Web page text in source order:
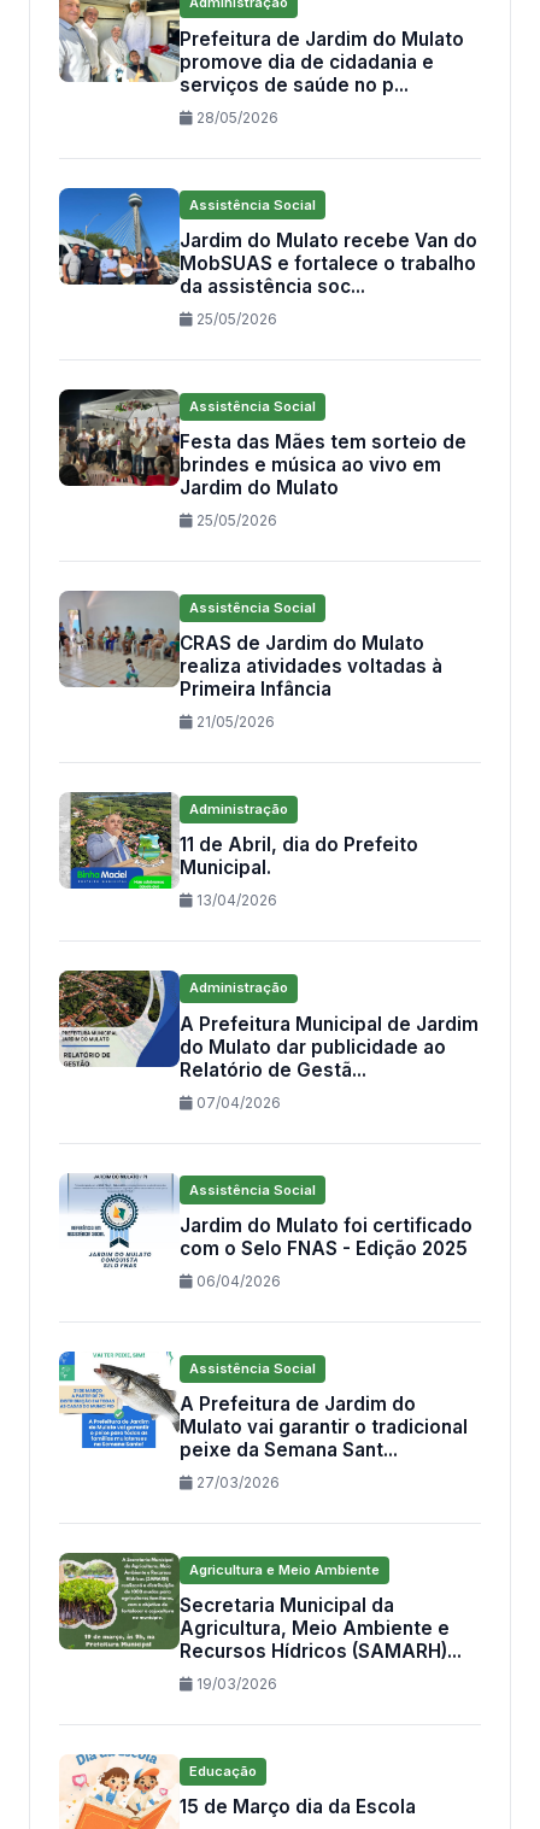
Prefeitura de Jardim do Mulato
promove dia de cidadania e
serviços de saúde no p...
28/05/2026
Assistência Social
Jardim do Mulato recebe Van do
MobSUAS e fortalece o trabalho
da assistência soc...
25/05/2026
Assistência Social
Festa das Mães tem sorteio de
brindes e música ao vivo em
Jardim do Mulato
25/05/2026
Assistência Social
CRAS de Jardim do Mulato
realiza atividades voltadas à
Primeira Infância
21/05/2026
Administração
11 de Abril, dia do Prefeito
Municipal.
13/04/2026
Administração
A Prefeitura Municipal de Jardim
do Mulato dar publicidade ao
Relatório de Gestã...
07/04/2026
Assistência Social
Jardim do Mulato foi certificado
com o Selo FNAS - Edição 2025
06/04/2026
Assistência Social
A Prefeitura de Jardim do
Mulato vai garantir o tradicional
peixe da Semana Sant...
27/03/2026
Agricultura e Meio Ambiente
Secretaria Municipal da
Agricultura, Meio Ambiente e
Recursos Hídricos (SAMARH)...
19/03/2026
Educação
15 de Março dia da Escola